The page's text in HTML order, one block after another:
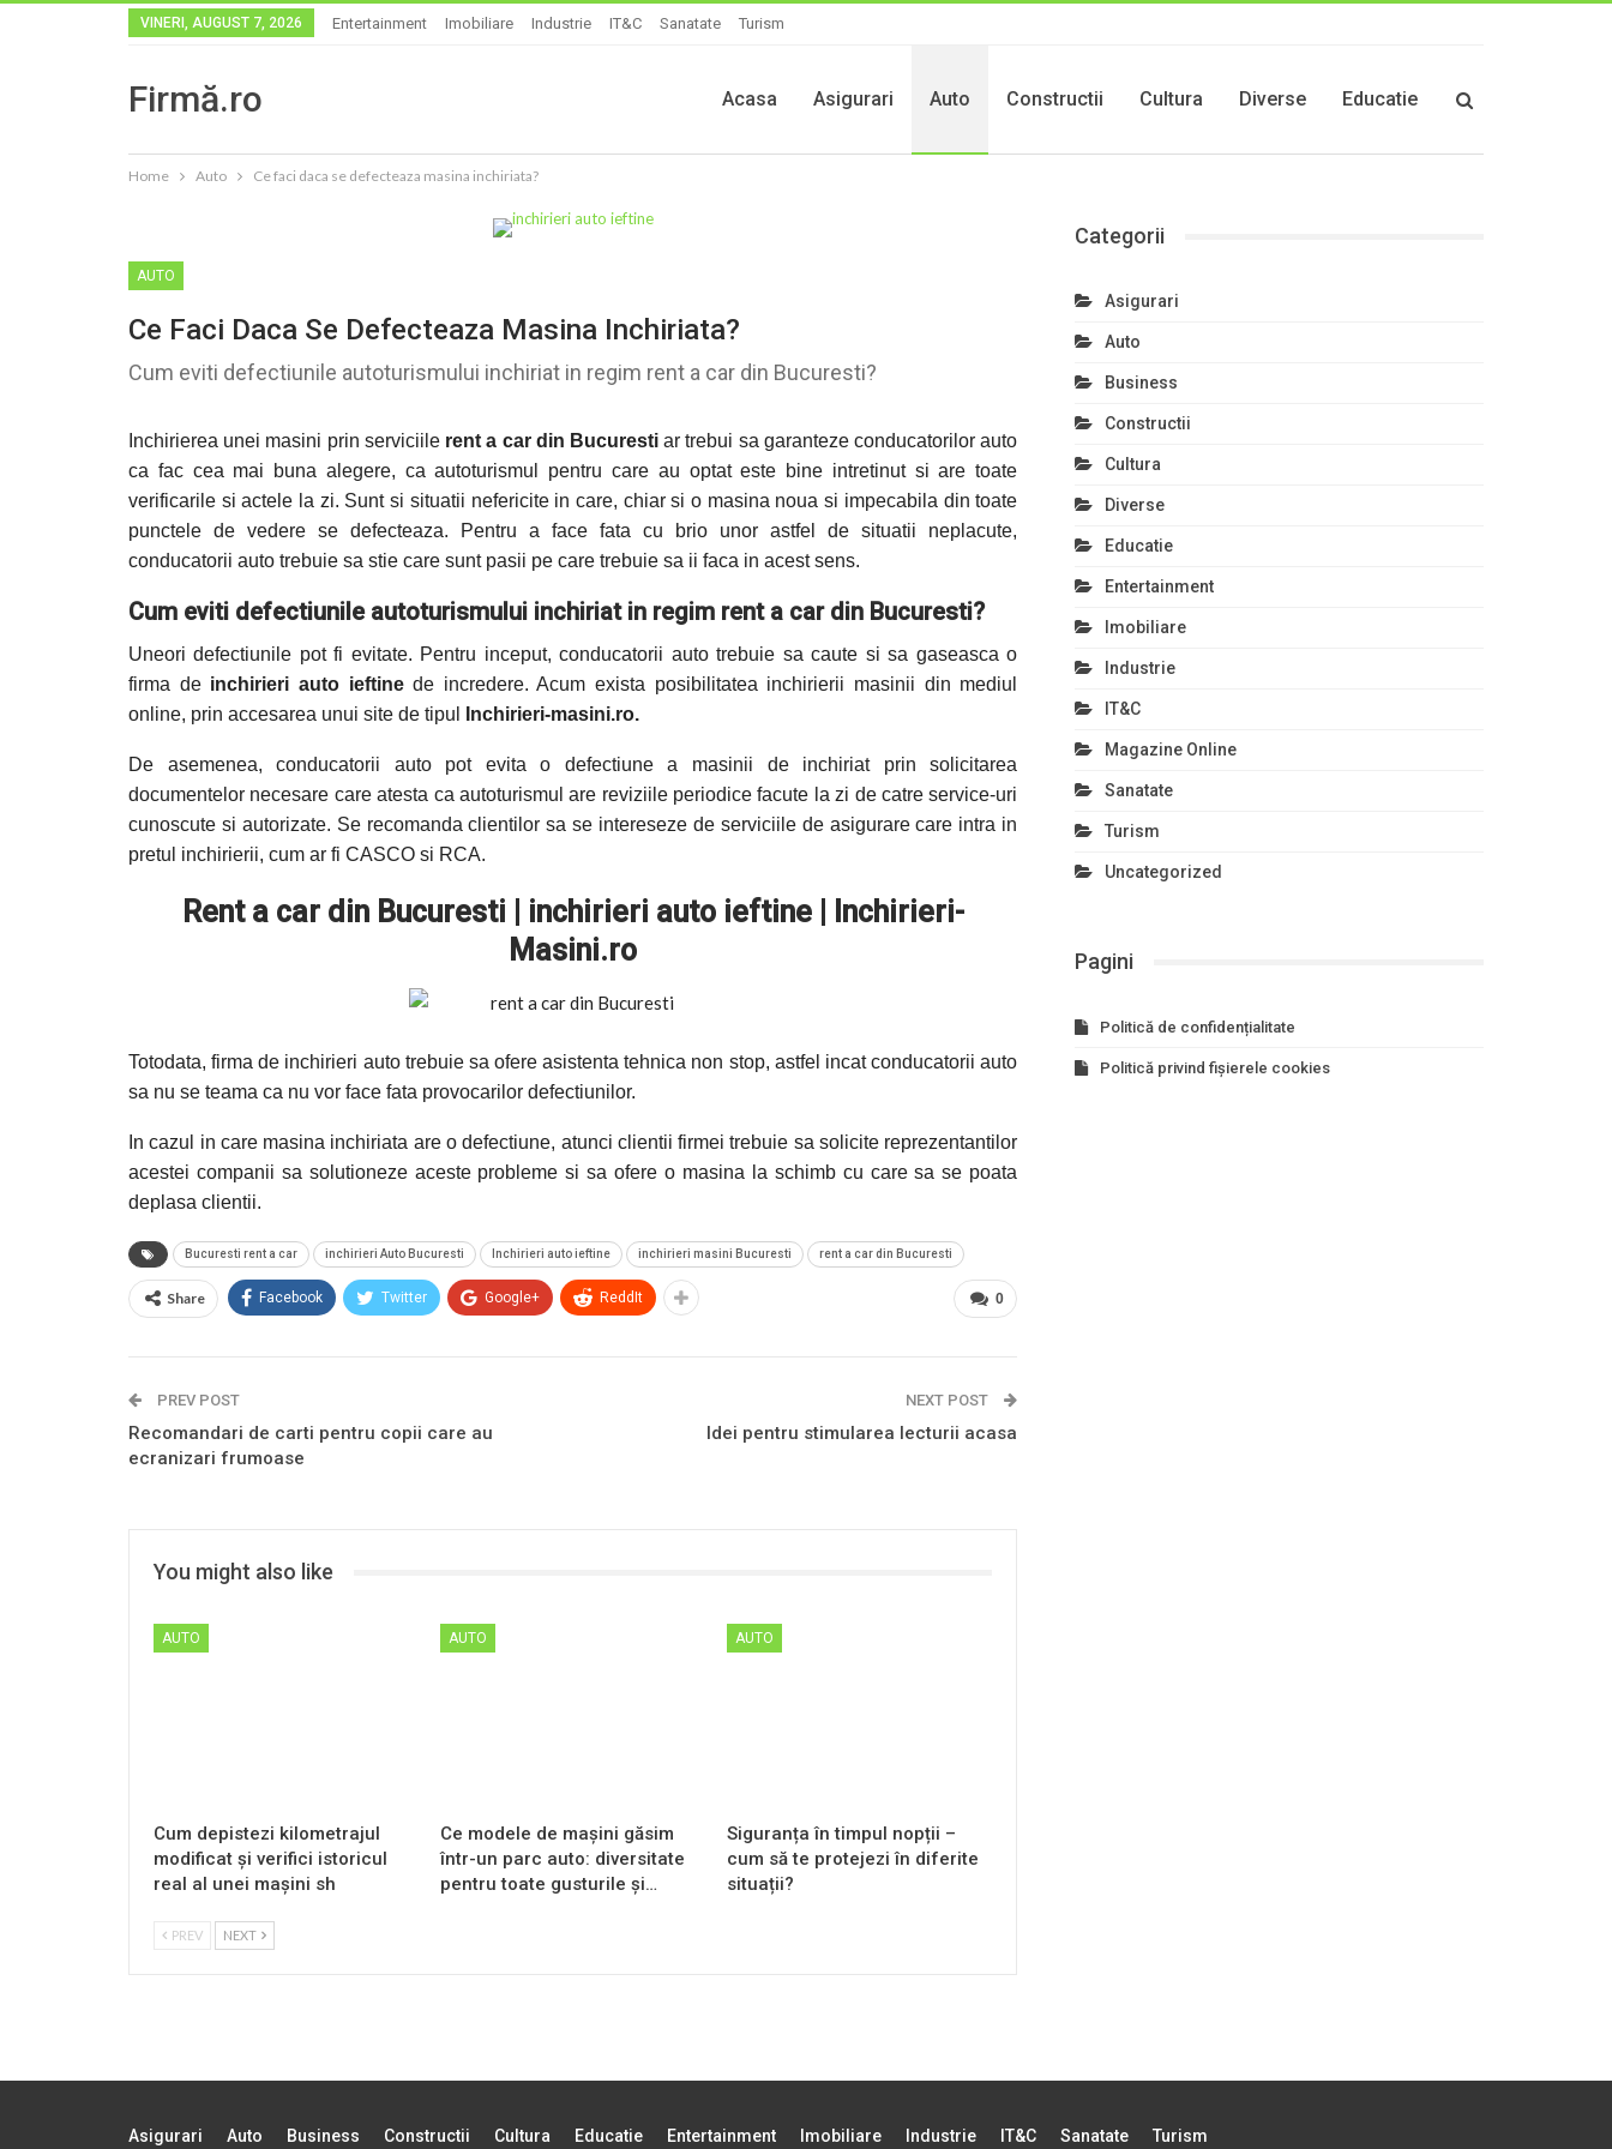
VINERI, AUGUST 7, 2026 Entertainment Imobiliare Industrie IT&C Sanatate Turism
Firmă.ro Acasa Asigurari Auto Constructii Cultura Diverse Educatie
Home Auto Ce faci daca se defecteaza masina inchiriata?
AUTO
Ce Faci Daca Se Defecteaza Masina Inchiriata?
Cum eviti defectiunile autoturismului inchiriat in regim rent a car din Bucuresti?
Inchirierea unei masini prin serviciile rent a car din Bucurestiar trebui sa garanteze conducatorilor auto
ca fac cea mai buna alegere, ca autoturismul pentru care au optat este bine intretinut si are toate
verificarile si actele la zi. Sunt si situatii nefericite in care, chiar si o masina noua si impecabila din toate
punctele de vedere se defecteaza. Pentru a face fata cu brio unor astfel de situatii neplacute,
conducatorii auto trebuie sa stie care sunt pasii pe care trebuie sa ii faca in acest sens.
Cum eviti defectiunile autoturismului inchiriat in regim rent a car din Bucuresti?
Uneori defectiunile pot fi evitate. Pentru inceput, conducatorii auto trebuie sa caute si sa gaseasca o
firma de inchirieri auto ieftinede incredere. Acum exista posibilitatea inchirierii masinii din mediul
online, prin accesarea unui site de tipul
Inchirieri-masini.ro.
De asemenea, conducatorii auto pot evita o defectiune a masinii de inchiriat prin solicitarea
documentelor necesare care atesta ca autoturismul are reviziile periodice facute la zi de catre service-uri
cunoscute si autorizate. Se recomanda clientilor sa se intereseze de serviciile de asigurare care intra in
pretul inchirierii, cum ar fi CASCO si RCA.
Rent a car din Bucuresti | inchirieri auto ieftine | Inchirieri-
Masini.ro
Totodata, firma de inchirieri auto trebuie sa ofere asistenta tehnica non stop, astfel incat conducatorii auto
sa nu se teama ca nu vor face fata provocarilor defectiunilor.
In cazul in care masina inchiriata are o defectiune, atunci clientii firmei trebuie sa solicite reprezentantilor
acestei companii sa solutioneze aceste probleme si sa ofere o masina la schimb cu care sa se poata
deplasa clientii.
Bucuresti rent a car inchirieri Auto Bucuresti Inchirieri auto ieftine inchirieri masini Bucuresti rent a car din Bucuresti
0
Share Facebook Twitter Google+ ReddIt
PREV POST
Recomandari de carti pentru copii care au
ecranizari frumoase
NEXT POST
Idei pentru stimularea lecturii acasa
You might also like
AUTO
Cum depistezi kilometrajul
modificat și verifici istoricul
real al unei mașini sh
AUTO
Ce modele de mașini găsim
într-un parc auto: diversitate
pentru toate gusturile și…
AUTO
Siguranța în timpul nopții –
cum să te protejezi în diferite
situații?
PREV NEXT
Categorii
Asigurari
Auto
Business
Constructii
Cultura
Diverse
Educatie
Entertainment
Imobiliare
Industrie
IT&C
Magazine Online
Sanatate
Turism
Uncategorized
Pagini
Politică de confidențialitate
Politică privind fișierele cookies
Asigurari Auto Business Constructii Cultura Educatie Entertainment Imobiliare Industrie IT&C Sanatate Turism